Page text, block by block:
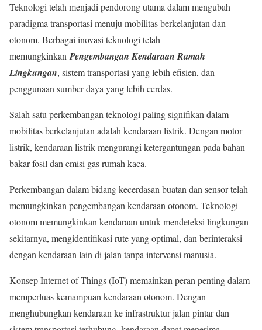
Teknologi telah menjadi pendorong utama dalam mengubah
paradigma transportasi menuju mobilitas berkelanjutan dan
otonom. Berbagai inovasi teknologi telah
memungkinkan Pengembangan Kendaraan Ramah
Lingkungan, sistem transportasi yang lebih efisien, dan
penggunaan sumber daya yang lebih cerdas.
Salah satu perkembangan teknologi paling signifikan dalam
mobilitas berkelanjutan adalah kendaraan listrik. Dengan motor
listrik, kendaraan listrik mengurangi ketergantungan pada bahan
bakar fosil dan emisi gas rumah kaca.
Perkembangan dalam bidang kecerdasan buatan dan sensor telah
memungkinkan pengembangan kendaraan otonom. Teknologi
otonom memungkinkan kendaraan untuk mendeteksi lingkungan
sekitarnya, mengidentifikasi rute yang optimal, dan berinteraksi
dengan kendaraan lain di jalan tanpa intervensi manusia.
Konsep Internet of Things (IoT) memainkan peran penting dalam
memperluas kemampuan kendaraan otonom. Dengan
menghubungkan kendaraan ke infrastruktur jalan pintar dan